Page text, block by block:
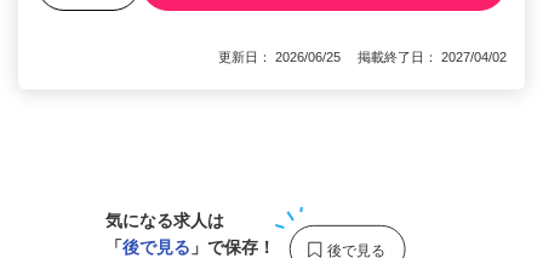
更新日： 2026/06/25 掲載終了日： 2027/04/02
気になる求人は
「後で見る 」で保存！